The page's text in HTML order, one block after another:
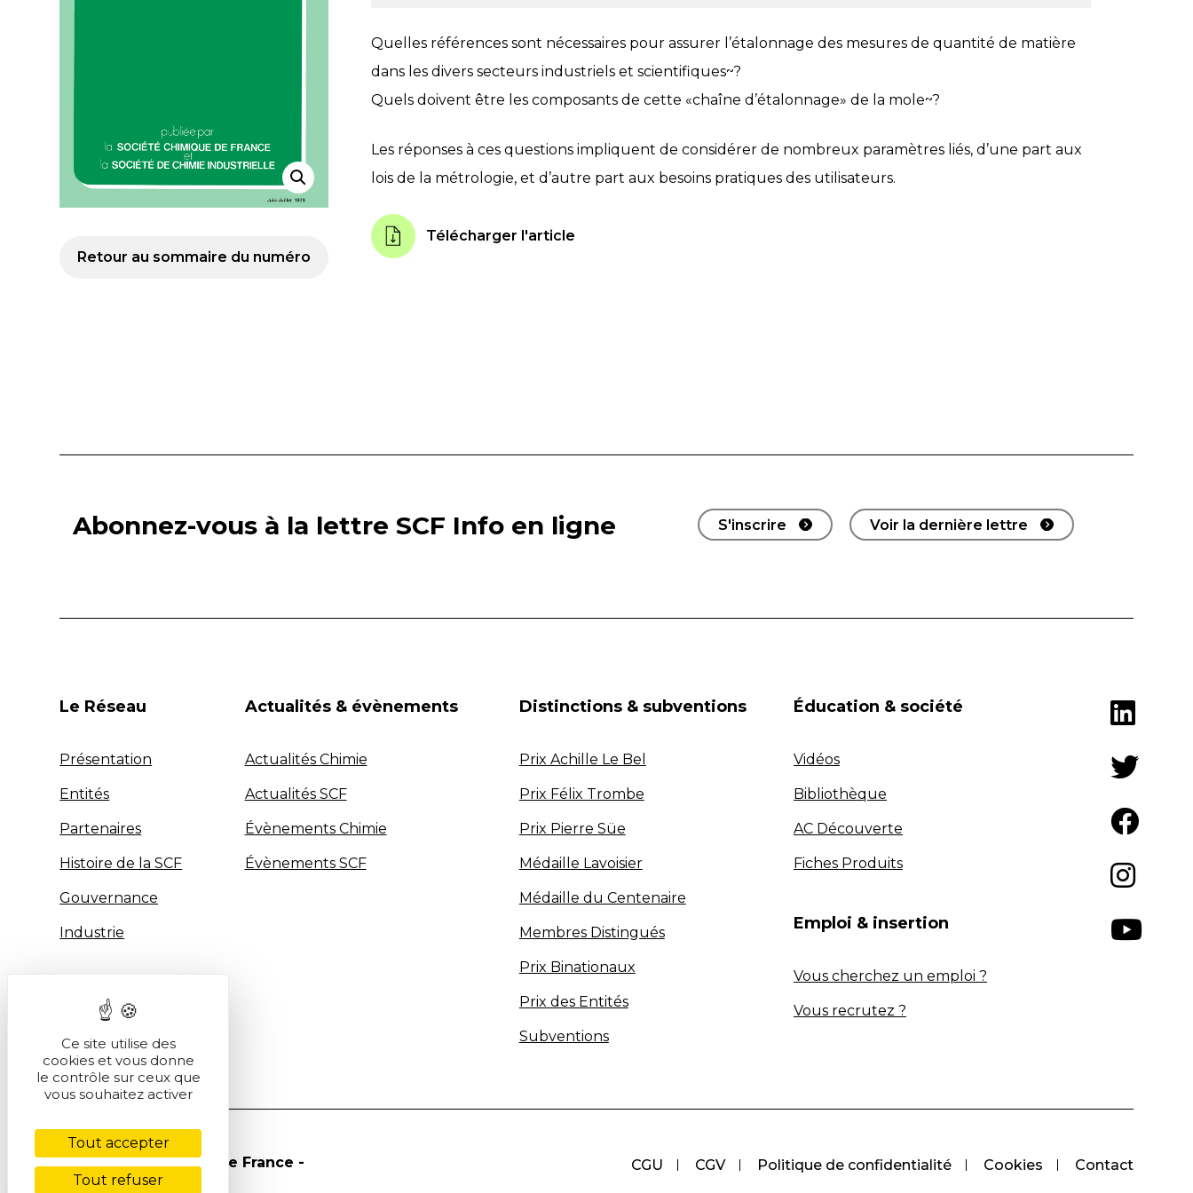
Retour au sommaire du numéro
Quelles références sont nécessaires pour assurer l’étalonnage des mesures de quantité de matière
dans les divers secteurs industriels et scientifiques~?
Quels doivent être les composants de cette «chaîne d’étalonnage» de la mole~?
Les réponses à ces questions impliquent de considérer de nombreux paramètres liés, d’une part aux
lois de la métrologie, et d’autre part aux besoins pratiques des utilisateurs.
Télécharger l'article
Abonnez-vous à la lettre SCF Info en ligne S'inscrire Voir la dernière lettre
Le Réseau
Présentation
Entités
Partenaires
Histoire de la SCF
Gouvernance
Industrie
Actualités & évènements
Actualités Chimie
Actualités SCF
Évènements Chimie
Évènements SCF
Distinctions & subventions
Prix Achille Le Bel
Prix Félix Trombe
Prix Pierre Süe
Médaille Lavoisier
Médaille du Centenaire
Membres Distingués
Prix Binationaux
Prix des Entités
Subventions
Éducation & société
Vidéos
Bibliothèque
AC Découverte
Fiches Produits
Emploi & insertion
Vous cherchez un emploi ?
Vous recrutez ?
CGU CGV Politique de confidentialité Cookies Contact
© Société Chimique de France -
Ce site utilise des
cookies et vous donne
le contrôle sur ceux que
vous souhaitez activer
Tout accepter
Tout refuser